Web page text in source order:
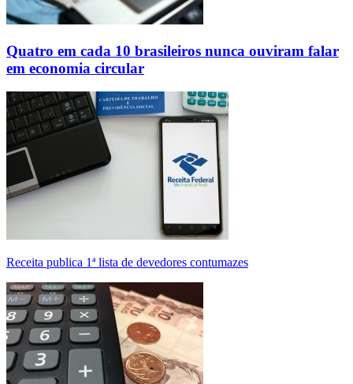
Quatro em cada 10 brasileiros nunca ouviram falar
em economia circular
Receita publica 1ª lista de devedores contumazes